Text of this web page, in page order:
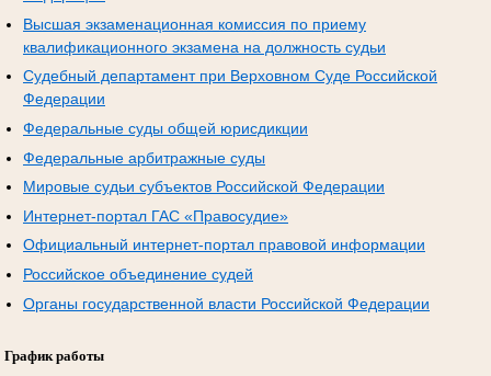
Высшая экзаменационная комиссия по приему
квалификационного экзамена на должность судьи
Судебный департамент при Верховном Суде Российской
Федерации
Федеральные суды общей юрисдикции
Федеральные арбитражные суды
Мировые судьи субъектов Российской Федерации
Интернет-портал ГАС «Правосудие»
Официальный интернет-портал правовой информации
Российское объединение судей
Органы государственной власти Российской Федерации
График работы